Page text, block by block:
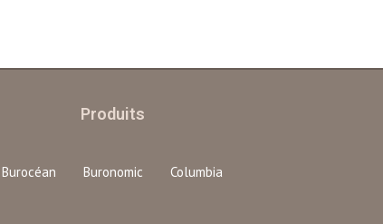
Produits
Burocéan Buronomic Columbia